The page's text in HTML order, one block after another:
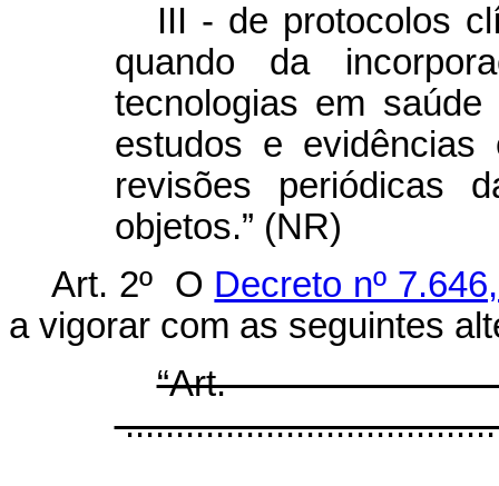
III - de protocolos
quando da
tecnologias em
estudos e evidências
revisões periódicas
objetos.” (NR)
Art. 2º O Decreto nº
a vigorar com as seguintes